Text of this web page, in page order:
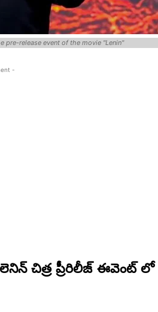
pre-release event of the movie "Lenin"
-
చిత్ర ప్రీరిలీజ్ ఈవెంట్ లో